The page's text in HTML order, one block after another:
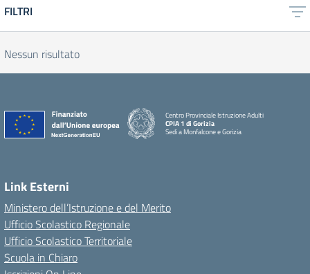
FILTRI
Nessun risultato
Centro Provinciale Istruzione Adulti
CPIA 1 di Gorizia
Sedi a Monfalcone e Gorizia
Link Esterni
Ministero dell’Istruzione e del Merito
Ufficio Scolastico Regionale
Ufficio Scolastico Territoriale
Scuola in Chiaro